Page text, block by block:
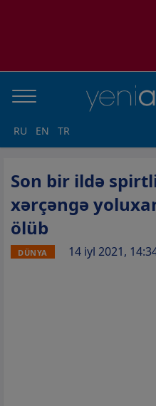
RU EN TR
Son bir ildə
xərçəngə
ölüb
DÜNYA 14 iyl 2021,